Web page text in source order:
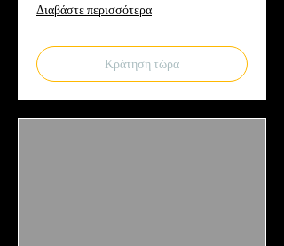
Διαβάστε περισσότερα
Κράτηση τώρα